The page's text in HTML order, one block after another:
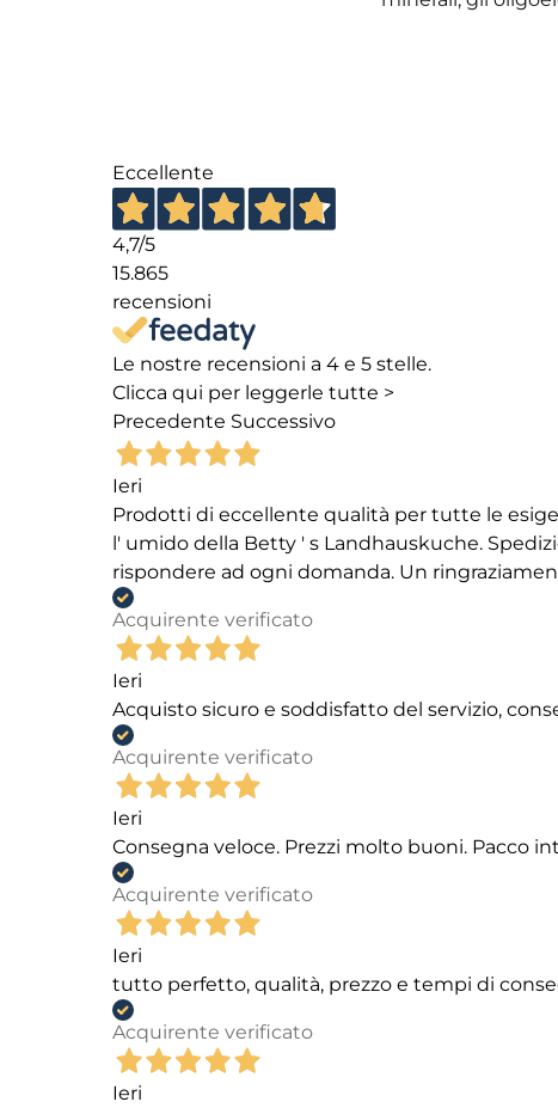
Eccellente
4,7/5
15.865
recensioni
Le nostre recensioni a 4 e 5 stelle.
Clicca qui per leggerle tutte >
Precedente Successivo
Ieri
Prodotti di eccellente qualità per tutte le
l' umido della Betty ' s Landhauskuche.
rispondere ad ogni domanda. Un
Acquirente verificato
Ieri
Acquisto sicuro e soddisfatto del servizio,
Acquirente verificato
Ieri
Consegna veloce. Prezzi molto buoni. Pacco
Acquirente verificato
Ieri
tutto perfetto, qualità, prezzo e tempi di
Acquirente verificato
Ieri